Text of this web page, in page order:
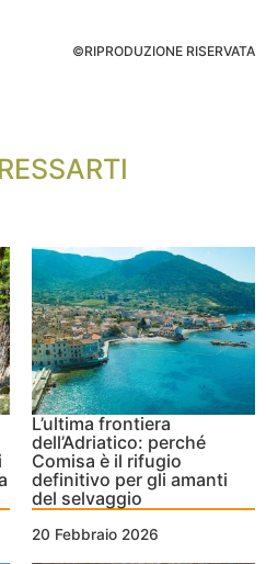
©RIPRODUZIONE RISERVATA
L’ultima frontiera
dell’Adriatico: perché
Comisa è il rifugio
definitivo per gli amanti
del selvaggio
20 Febbraio 2026